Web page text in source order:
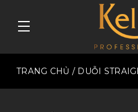
TRANG CHỦ / DUỖI